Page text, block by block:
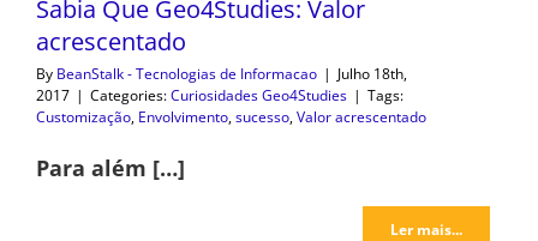
Sabia Que Geo4Studies: Valor
acrescentado
By BeanStalk - Tecnologias de Informacao | Julho 18th,
2017 | Categories:Curiosidades Geo4Studies | Tags:
Customização, Envolvimento,sucesso,Valor acrescentado
Para além […]
Ler mais...